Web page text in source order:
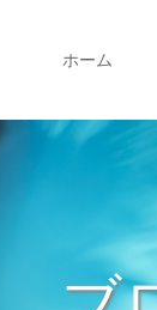
ホーム